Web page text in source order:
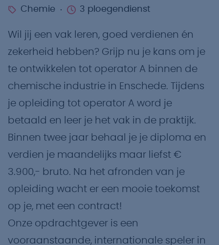
Chemie 3 ploegendienst
Wil jij een vak leren, goed verdienen én
zekerheid hebben? Grijp nu je kans om je
te ontwikkelen tot operator A binnen de
chemische industrie in Enschede. Tijdens
je opleiding tot operator A word je
betaald en leer je het vak in de praktijk.
Binnen twee jaar behaal je je diploma en
verdien je maandelijks maar liefst €
3.900,- bruto. Na het afronden van je
opleiding wacht er een mooie toekomst
op je, met een contract!
Onze opdrachtgever is een
vooraanstaande, internationale speler in